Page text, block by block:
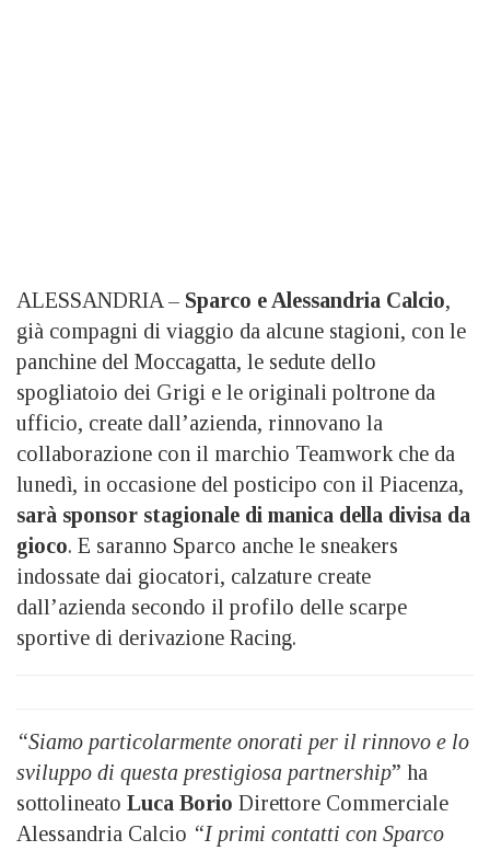
ALESSANDRIA – Sparco e Alessandria Calcio,
già compagni di viaggio da alcune stagioni, con le
panchine del Moccagatta, le sedute dello
spogliatoio dei Grigi e le originali poltrone da
ufficio, create dall’azienda, rinnovano la
collaborazione con il marchio Teamwork che da
lunedì, in occasione del posticipo con il Piacenza,
sarà sponsor stagionale di manica della divisa da
gioco. E saranno Sparco anche le sneakers
indossate dai giocatori, calzature create
dall’azienda secondo il profilo delle scarpe
sportive di derivazione Racing.
“Siamo particolarmente onorati per il rinnovo e lo
sviluppo di questa prestigiosa partnership” ha
sottolineato Luca Borio Direttore Commerciale
Alessandria Calcio “I primi contatti con Sparco